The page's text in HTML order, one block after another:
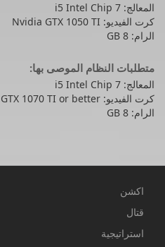
المعالج: i5 Intel Chip 7
كرت الفيديو: Nvidia GTX 1050 TI
الرام: 8 GB
متطلبات النظام الموصى بها:
المعالج: i5 Intel Chip 7
كرت الفيديو: Nvidia GTX 1070 TI or better
الرام: 8 GB
اكشن
قتال
استراتيجية